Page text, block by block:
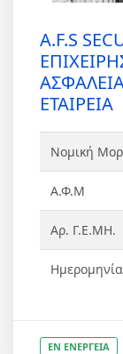
A.F.S
ΕΤΑΙΡΕΙΑ
Νομική
Α.Φ.Μ
Αρ. Γ.Ε.ΜΗ.
ΕΝ ΕΝΕΡΓΕΙΑ